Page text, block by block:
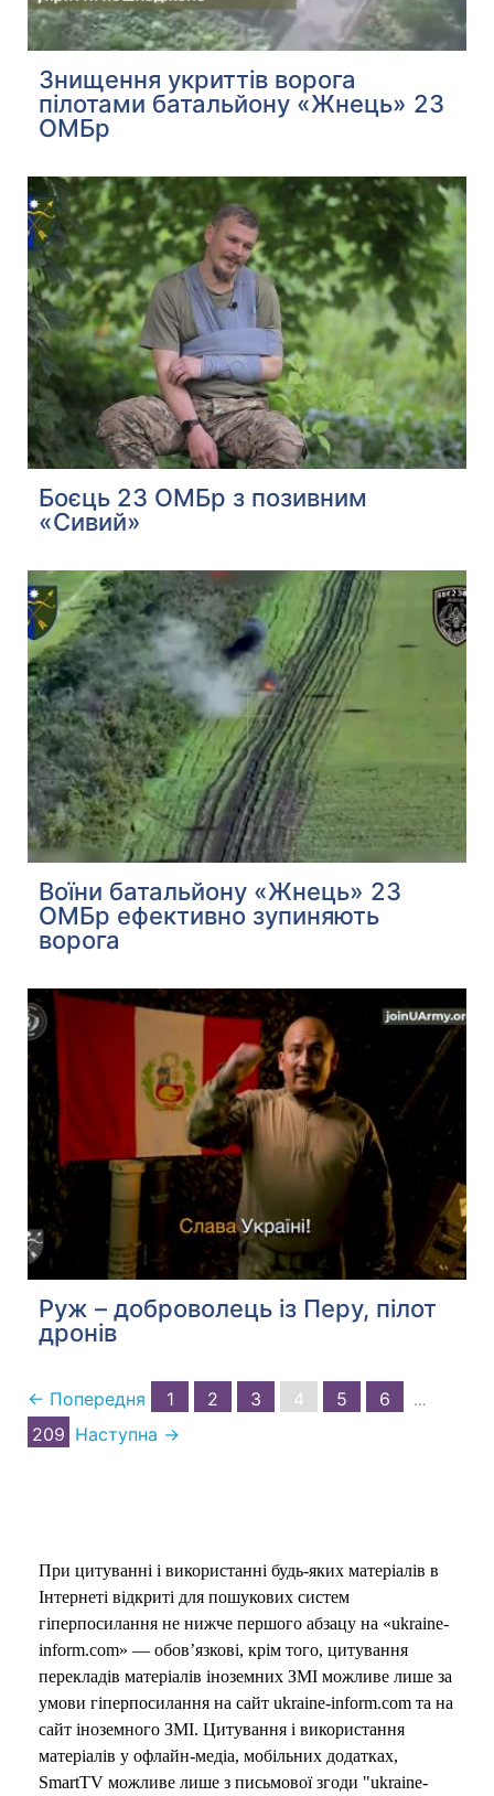
Знищення укриттів ворога
пілотами батальйону «Жнець» 23
ОМБр
Боєць 23 ОМБр з позивним
«Сивий»
Воїни батальйону «Жнець» 23
ОМБр ефективно зупиняють
ворога
Руж – доброволець із Перу, пілот
дронів
← Попередня 1 2 3 4 5 6 …
209 Наступна →
При цитуванні і використанні будь-яких матеріалів в
Інтернеті відкриті для пошукових систем
гіперпосилання не нижче першого абзацу на «ukraine-
inform.com» — обов’язкові, крім того, цитування
перекладів матеріалів іноземних ЗМІ можливе лише за
умови гіперпосилання на сайт ukraine-inform.com та на
сайт іноземного ЗМІ. Цитування і використання
матеріалів у офлайн-медіа, мобільних додатках,
SmartTV можливе лише з письмової згоди "ukraine-